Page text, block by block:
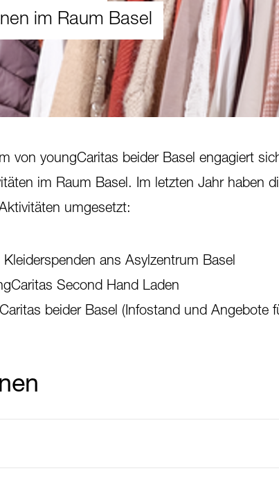
im Raum Basel
von youngCaritas beider Basel engagiert
im Raum Basel. Im letzten Jahr haben
umgesetzt:
ans Asylzentrum Basel
Second Hand Laden
beider Basel (Infostand und Angebote